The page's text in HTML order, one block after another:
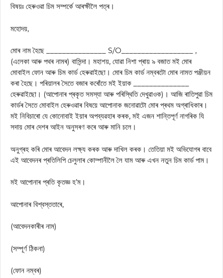
বিষয়ঃ হেৰুওৱা চিম সম্পৰ্কে আৰক্ষীলৈ পত্ৰ।
মহোদয়,
মোৰ নাম হৈছে _______________ S/O__________________ ,
(এলেকা আৰু পথৰ নামৰ) বাসিন্দা। মহাশয়, যোৱা নিশা প্ৰায় ৯ বজাত মই মোৰ
মোবাইল ফোন আৰু চিম কাৰ্ড হেৰুৱাইছো। মোৰ চিম কাৰ্ড নম্বৰটো মোৰ নামত পঞ্জীয়ন
কৰা হৈছে। পৰিয়ালৰ সৈতে বজাৰ কৰোঁতে মই ইয়াক ______________
হেৰুৱাইছো। (আপোনাৰ প্ৰকৃত সমস্যা আৰু পৰিস্থিতি দেখুৱাওক)। আজি ৰাতিপুৱা চিম
কাৰ্ডৰ সৈতে মোবাইল হেৰুওৱাৰ বিষয়ে আপোনাক জনোৱাটো মোৰ প্ৰথম অগ্ৰাধিকাৰ।
মই নিবিচাৰো যে কোনোবাই ইয়াৰ অপব্যৱহাৰ কৰক, মই এজন শান্তিপূৰ্ণ নাগৰিক যি
সদায় মোৰ দেশৰ আইন অনুসৰণ কৰে আৰু মানি চলে।
অনুগ্ৰহ কৰি মোৰ আবেদন লক্ষ্য কৰক আৰু দাখিল কৰক। তেতিয়া মই অভিযোগৰ বাবে
এই আবেদনৰ প্ৰতিলিপি চেলুলাৰ কোম্পানীলৈ লৈ যাম আৰু এখন নতুন চিম কাৰ্ড পাম।
মই আপোনাৰ প্ৰতি কৃতজ্ঞ হ’ম।
আপোনাৰ বিশ্বস্ততাৰে,
(আবেদনকাৰীৰ নাম)
(সম্পূৰ্ণ ঠিকনা)
(ফোন নম্বৰ)